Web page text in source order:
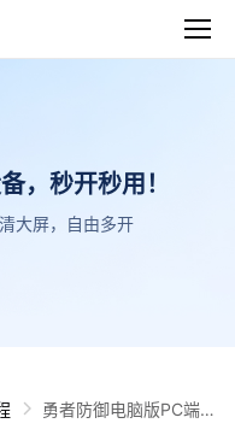
，秒开秒用！
大屏，自由多开
勇者防御电脑版PC端